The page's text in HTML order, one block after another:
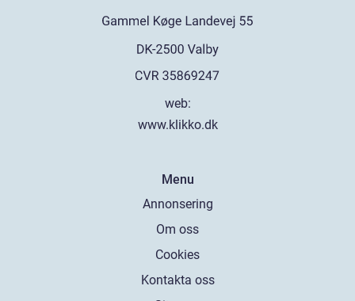
web:
www.klikko.dk
Menu
Annonsering
Om oss
Cookies
Kontakta oss